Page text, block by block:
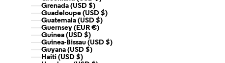
Grenada (USD $)
Guadeloupe (USD $)
Guatemala (USD $)
Guernsey (EUR €)
Guinea (USD $)
Guinea-Bissau (USD $)
Guyana (USD $)
Haiti (USD $)